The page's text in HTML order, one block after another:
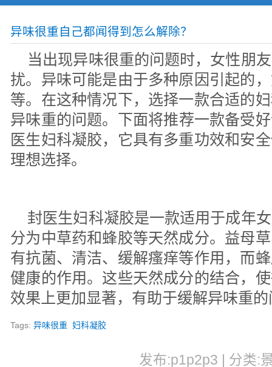
异味很重自己都闻得到怎么解除？
当出现异味很重的问题时，女性朋
扰。异味可能是由于多种原因引起的
等。在这种情况下，选择一款合适的
异味重的问题。下面将推荐一款备受
医生妇科凝胶，它具有多重功效和安
理想选择。
封医生妇科凝胶是一款适用于成年
分为中草药和蜂胶等天然成分。益母
有抗菌、清洁、缓解瘙痒等作用，而
健康的作用。这些天然成分的结合，
效果上更加显著，有助于缓解异味重
Tags:异味很重 妇科凝胶
发布:p1p2p3 | 分类: